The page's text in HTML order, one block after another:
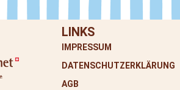
LINKS
IMPRESSUM
DATENSCHUTZERKLÄRUNG
AGB